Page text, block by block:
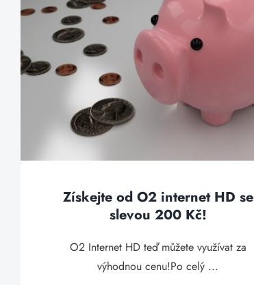
Získejte od O2 internet HD se
slevou 200 Kč!
O2 Internet HD teď můžete využívat za
výhodnou cenu!Po celý ...